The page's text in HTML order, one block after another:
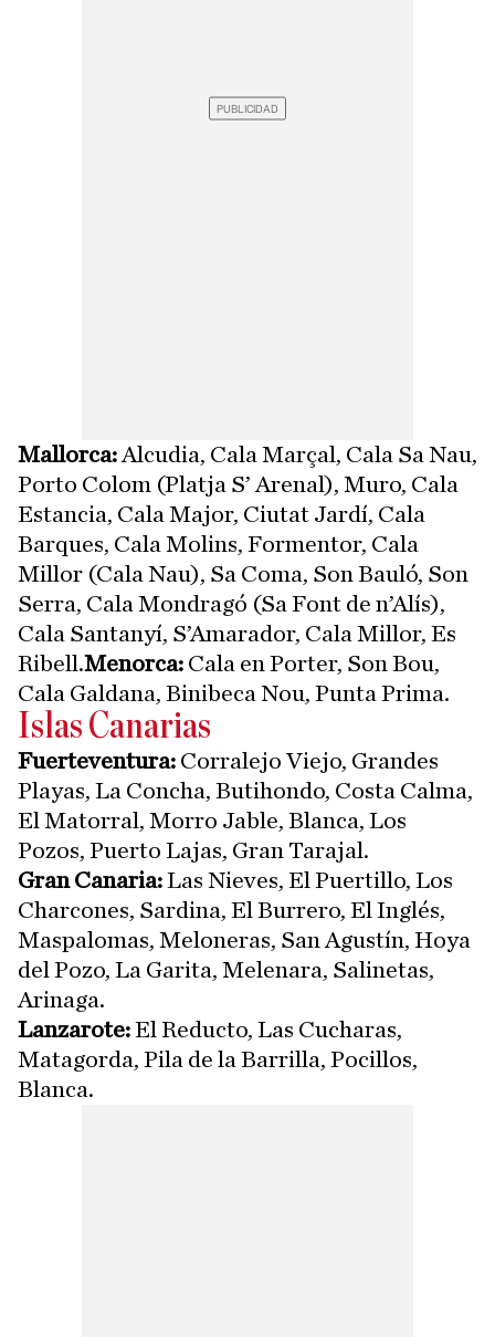
Mallorca: Alcudia, Cala Marçal, Cala Sa Nau,
Porto Colom (Platja S’ Arenal), Muro, Cala
Estancia, Cala Major, Ciutat Jardí, Cala
Barques, Cala Molins, Formentor, Cala
Millor (Cala Nau), Sa Coma, Son Bauló, Son
Serra, Cala Mondragó (Sa Font de n’Alís),
Cala Santanyí, S’Amarador, Cala Millor, Es
Ribell.Menorca: Cala en Porter, Son Bou,
Cala Galdana, Binibeca Nou, Punta Prima.
Islas Canarias
Fuerteventura: Corralejo Viejo, Grandes
Playas, La Concha, Butihondo, Costa Calma,
El Matorral, Morro Jable, Blanca, Los
Pozos, Puerto Lajas, Gran Tarajal.
Gran Canaria:Las Nieves, El Puertillo, Los
Charcones, Sardina, El Burrero, El Inglés,
Maspalomas, Meloneras, San Agustín, Hoya
del Pozo, La Garita, Melenara, Salinetas,
Arinaga.
Lanzarote:El Reducto, Las Cucharas,
Matagorda, Pila de la Barrilla, Pocillos,
Blanca.